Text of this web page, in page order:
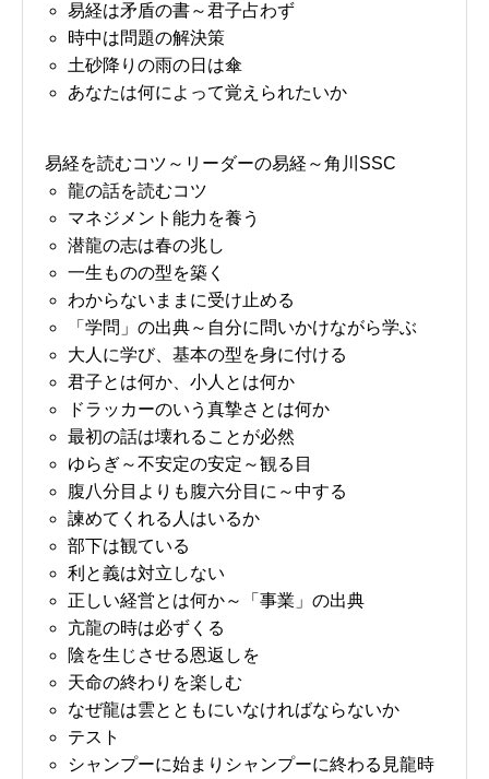
易経は矛盾の書～君子占わず
時中は問題の解決策
土砂降りの雨の日は傘
あなたは何によって覚えられたいか
易経を読むコツ～リーダーの易経～角川SSC
龍の話を読むコツ
マネジメント能力を養う
潜龍の志は春の兆し
一生ものの型を築く
わからないままに受け止める
「学問」の出典～自分に問いかけながら学ぶ
大人に学び、基本の型を身に付ける
君子とは何か、小人とは何か
ドラッカーのいう真摯さとは何か
最初の話は壊れることが必然
ゆらぎ～不安定の安定～観る目
腹八分目よりも腹六分目に～中する
諫めてくれる人はいるか
部下は観ている
利と義は対立しない
正しい経営とは何か～「事業」の出典
亢龍の時は必ずくる
陰を生じさせる恩返しを
天命の終わりを楽しむ
なぜ龍は雲とともにいなければならないか
テスト
シャンプーに始まりシャンプーに終わる見龍時